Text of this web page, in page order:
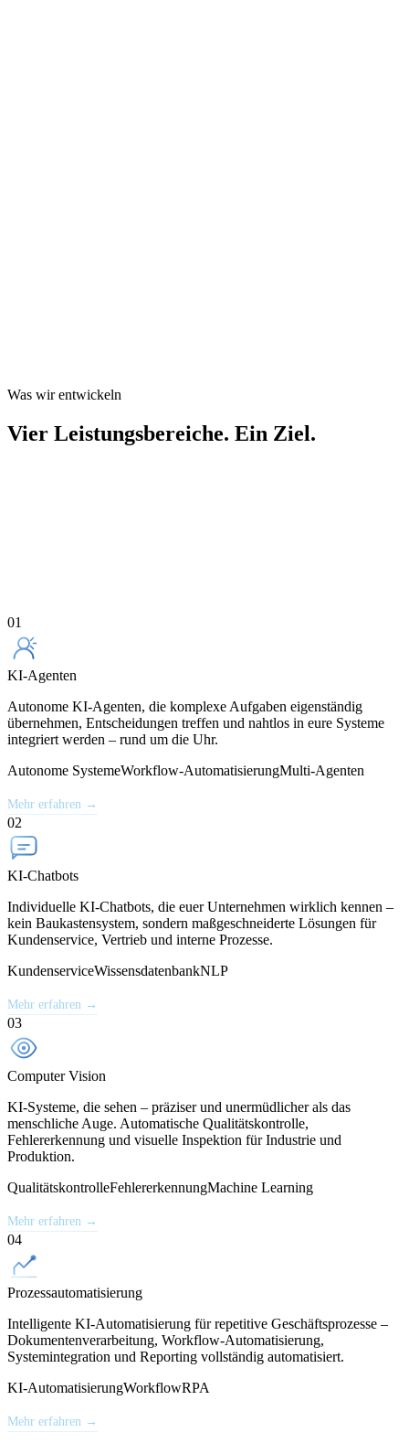
Was wir entwickeln
Vier Leistungsbereiche. Ein Ziel.
01
KI-Agenten
Autonome KI-Agenten, die komplexe Aufgaben eigenständig
übernehmen, Entscheidungen treffen und nahtlos in eure Systeme
integriert werden – rund um die Uhr.
Autonome SystemeWorkflow-AutomatisierungMulti-Agenten
Mehr erfahren →
02
KI-Chatbots
Individuelle KI-Chatbots, die euer Unternehmen wirklich kennen –
kein Baukastensystem, sondern maßgeschneiderte Lösungen für
Kundenservice, Vertrieb und interne Prozesse.
KundenserviceWissensdatenbankNLP
Mehr erfahren →
03
Computer Vision
KI-Systeme, die sehen – präziser und unermüdlicher als das
menschliche Auge. Automatische Qualitätskontrolle,
Fehlererkennung und visuelle Inspektion für Industrie und
Produktion.
QualitätskontrolleFehlererkennungMachine Learning
Mehr erfahren →
04
Prozessautomatisierung
Intelligente KI-Automatisierung für repetitive Geschäftsprozesse –
Dokumentenverarbeitung, Workflow-Automatisierung,
Systemintegration und Reporting vollständig automatisiert.
KI-AutomatisierungWorkflowRPA
Mehr erfahren →